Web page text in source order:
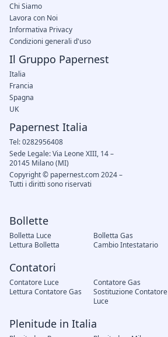
Bollette
Bolletta Luce Bolletta Gas
Lettura Bolletta
Cambio Intestatario
Contatori
Contatore Luce Contatore Gas
Lettura Contatore Gas
Sostituzione Contatore
Luce
Plenitude in Italia
Chi Siamo
Lavora con Noi
Informativa Privacy
Condizioni generali d'uso
Il Gruppo Papernest
Italia
Francia
Spagna
UK
Papernest Italia
Tel: 0282956408
Sede Legale: Via Leone XIII, 14 –
20145 Milano (MI)
Copyright © papernest.com 2024 –
Tutti i diritti sono riservati